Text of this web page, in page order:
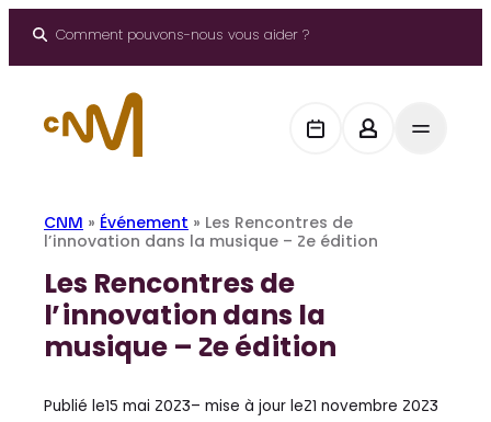
Comment pouvons-nous vous aider ?
CNM » Événement » Les Rencontres de
l’innovation dans la musique – 2e édition
Les Rencontres de
l’innovation dans la
musique – 2e édition
Publié le15 mai 2023– mise à jour le21 novembre 2023